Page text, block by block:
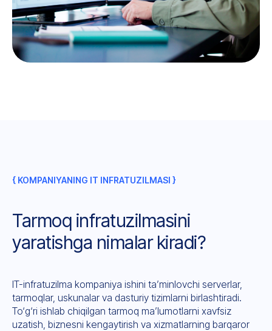
{ KOMPANIYANING IT INFRATUZILMASI }
Tarmoq infratuzilmasini
yaratishga nimalar kiradi?
IT-infratuzilma kompaniya ishini ta’minlovchi serverlar,
tarmoqlar, uskunalar va dasturiy tizimlarni birlashtiradi.
To‘g‘ri ishlab chiqilgan tarmoq ma’lumotlarni xavfsiz
uzatish, biznesni kengaytirish va xizmatlarning barqaror